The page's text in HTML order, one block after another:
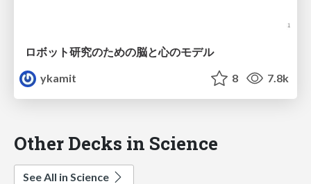
ロボット研究のための脳と心のモデル
ykamit
8 7.8k
Other Decks in Science
See All in Science